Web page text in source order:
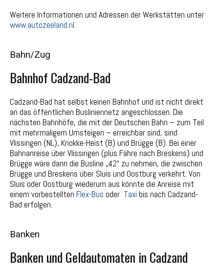
Weitere Informationen und Adressen der Werkstätten unter
www.autozeeland.nl.
Bahn/Zug
Bahnhof Cadzand-Bad
Cadzand-Bad hat selbst keinen Bahnhof und ist nicht direkt
an das öffentlichen Busliniennetz angeschlossen. Die
nächsten Bahnhöfe, die mit der Deutschen Bahn – zum Teil
mit mehrmaligem Umsteigen – erreichbar sind, sind
Vlissingen (NL), Knokke-Heist (B) und Brügge (B). Bei einer
Bahnanreise über Vlissingen (plus Fähre nach Breskens) und
Brügge wäre dann die Busline „42“ zu nehmen, die zwischen
Brügge und Breskens über Sluis und Oostburg verkehrt. Von
Sluis oder Oostburg wiederum aus könnte die Anreise mit
einem vorbestellten Flex-Bus oder Taxi bis nach Cadzand-
Bad erfolgen.
Banken
Banken und Geldautomaten in Cadzand